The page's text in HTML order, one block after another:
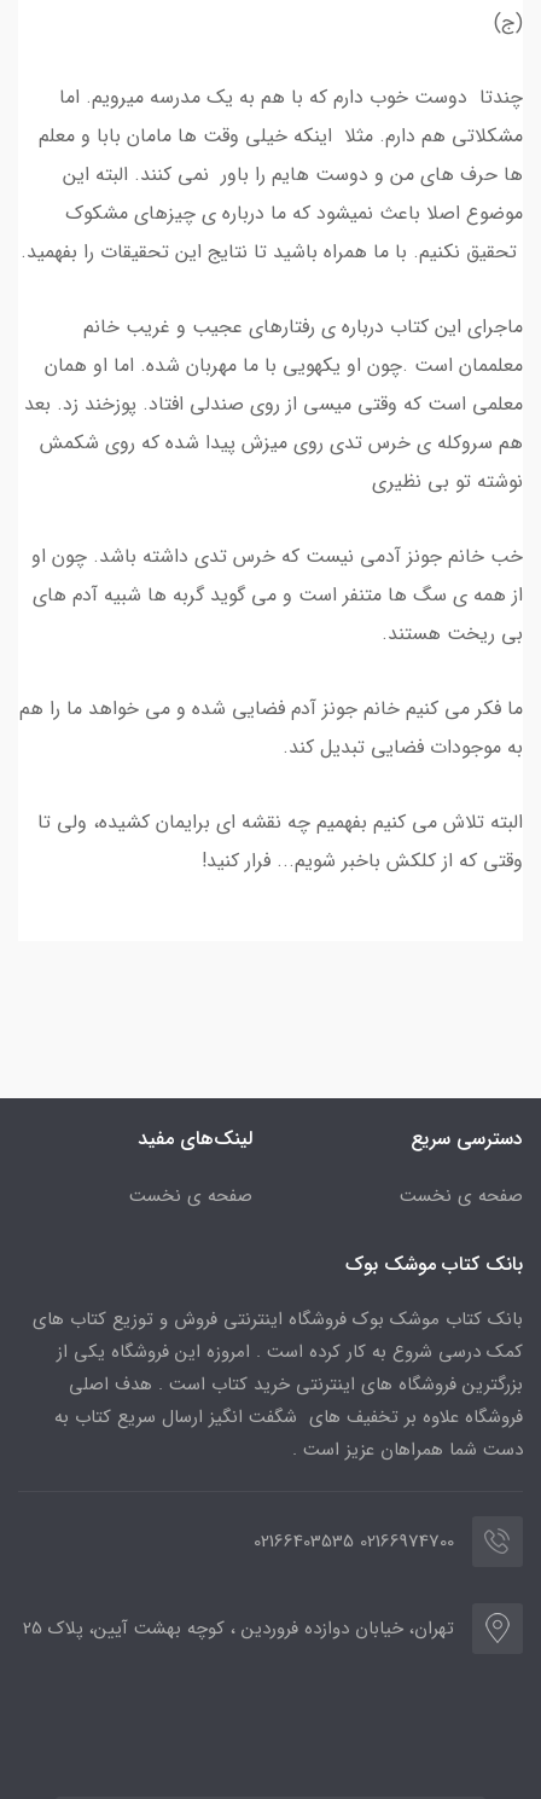
(ج)
چندتا دوست خوب دارم که با هم به یک مدرسه میرویم. اما
مشکلاتی هم دارم. مثلا اینکه خیلی وقت ها مامان بابا و معلم
ها حرف های من و دوست هایم را باور نمی کنند. البته این
موضوع اصلا باعث نمیشود که ما درباره ی چیزهای مشکوک
تحقیق نکنیم. با ما همراه باشید تا نتایج این تحقیقات را بفهمید.
ماجرای این کتاب درباره ی رفتارهای عجیب و غریب خانم
معلممان است .چون او یکهویی با ما مهربان شده. اما او همان
معلمی است که وقتی میسی از روی صندلی افتاد. پوزخند زد. بعد
هم سروکله ی خرس تدی روی میزش پیدا شده که روی شکمش
نوشته تو بی نظیری
خب خانم جونز آدمی نیست که خرس تدی داشته باشد. چون او
از همه ی سگ ها متنفر است و می گوید گربه ها شبیه آدم های
بی ریخت هستند.
ما فکر می کنیم خانم جونز آدم فضایی شده و می خواهد ما را هم
به موجودات فضایی تبدیل کند.
البته تلاش می کنیم بفهمیم چه نقشه ای برایمان کشیده، ولی تا
وقتی که از کلکش باخبر شویم... فرار کنید!
دسترسی سریع
صفحه ی نخست
لینک‌های مفید
صفحه ی نخست
بانک کتاب موشک بوک
بانک کتاب موشک بوک فروشگاه اینترنتی فروش و توزیع کتاب های
کمک درسی شروع به کار کرده است . امروزه این فروشگاه یکی از
بزرگترین فروشگاه های اینترنتی خرید کتاب است . هدف اصلی
فروشگاه علاوه بر تخفیف های شگفت انگیز ارسال سریع کتاب به
دست شما همراهان عزیز است .
02166974700 02166403535
تهران، خیابان دوازده فروردین ، کوچه بهشت آیین، پلاک 25